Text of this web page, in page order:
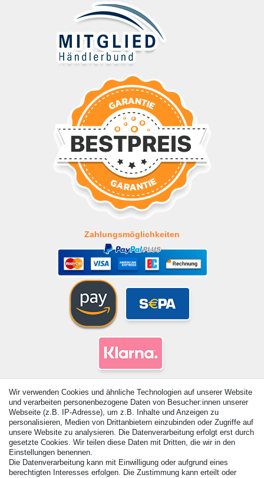
Zahlungsmöglichkeiten
© Copyright 2026 | Alle Rechte vorbehalten. - Alle Rechte
vorbehalten. Preisangaben inkl. gesetzl. 19% MwSt. |
Wir verwenden Cookies und ähnliche Technologien auf unserer Website
und verarbeiten personenbezogene Daten von Besucher:innen unserer
Webseite (z.B. IP-Adresse), um z.B. Inhalte und Anzeigen zu
personalisieren, Medien von Drittanbietern einzubinden oder Zugriffe auf
unsere Website zu analysieren. Die Datenverarbeitung erfolgt erst durch
gesetzte Cookies. Wir teilen diese Daten mit Dritten, die wir in den
Einstellungen benennen.
Die Datenverarbeitung kann mit Einwilligung oder aufgrund eines
berechtigten Interesses erfolgen. Die Zustimmung kann erteilt oder